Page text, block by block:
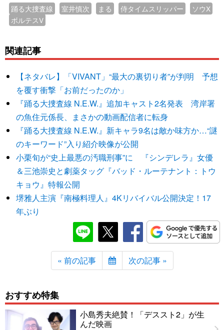
踊る大捜査線 室井慎次 まる 侍タイムスリッパー
ソウX
ボルテスV
関連記事
【ネタバレ】「VIVANT」“最大の裏切り者”が判明 予想
を覆す衝撃「お前だったのか」
『踊る大捜査線 N.E.W.』追加キャスト2名発表 湾岸署
の魚住元係長、まさかの動画配信者に転身
『踊る大捜査線 N.E.W.』新キャラ9名は敵か味方か…“謎
のキーワード”入り紹介映像が公開
小栗旬が“史上最悪の汚職刑事”に 『シンデレラ』女優
＆三池崇史と劇薬タッグ『バッド・ルーテナント：トウ
キョウ』特報公開
堺雅人主演『南極料理人』4Kリバイバル公開決定！17
年ぶり
« 前の記事 次の記事 »
おすすめ特集
小島秀夫絶賛！「デススト2」が生
んだ映画